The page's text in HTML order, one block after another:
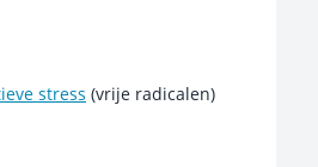
stress (vrije radicalen)